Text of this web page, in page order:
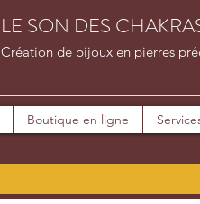
LE SON DES
Création de bijoux en pierres
Boutique en ligne